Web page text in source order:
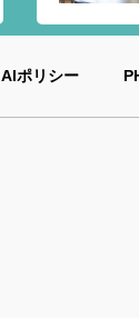
AIポリシー